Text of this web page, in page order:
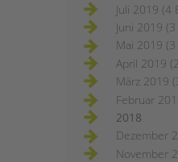
Juli 2019 (4
Juni 2019
Mai 2019
April 2019
März 2019
Februar
2018
Dezember
November